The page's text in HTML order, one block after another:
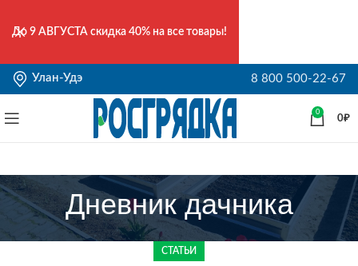
Улан-Удэ 8 800 500-22-67
0
0₽
Дневник дачника
СТАТЬИ
До 9 АВГУСТА скидка 40% на все товары!